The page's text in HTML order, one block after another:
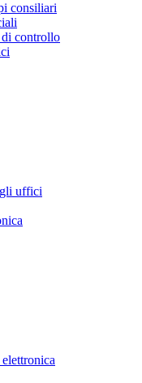
consiliari
controllo
uffici